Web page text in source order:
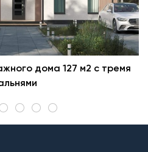
дома 127 м2 с тремя